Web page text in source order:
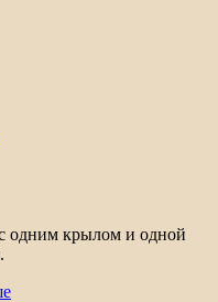
одним крылом и одной